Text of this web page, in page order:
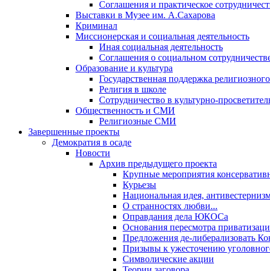
Соглашения и практическое
Выставки в Музее им. А.Сахарова
Криминал
Миссионерская и социальная деятельность
Иная социальная деятельность
Соглашения о социальном
Образование и культура
Государственная поддержка
Религия в школе
Сотрудничество в культурно-
Общественность и СМИ
Религиозные СМИ
Завершенные проекты
Демократия в осаде
Новости
Архив предыдущего проекта
Крупные мероприятия
Курьезы
Национальная идея,
О странностях любви...
Оправдания дела ЮКОСа
Основания пересмотра
Предложения де-либерализовать
Призывы к ужесточению
Символические акции